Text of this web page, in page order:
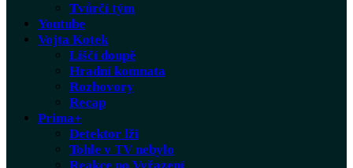
Tvůrčí tým
Youtube
Vojta Kotek
Liščí doupě
Hradní komnata
Rozhovory
Recap
Prima+
Detektor lži
Tohle v TV nebylo